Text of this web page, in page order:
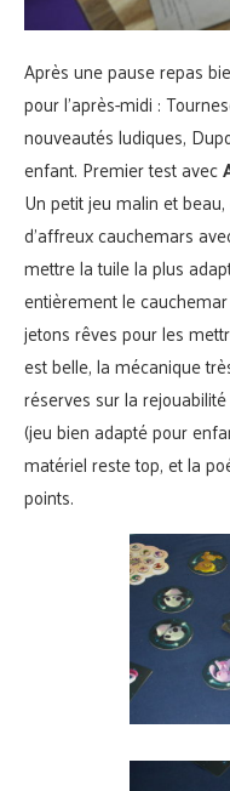
Après une pause repas
pour l’après-midi :
nouveautés ludiques,
enfant. Premier test avec
Un petit jeu malin et
d’affreux cauchemars
mettre la tuile la plus
entièrement le
jetons rêves pour les
est belle, la mécanique
réserves sur la
(jeu bien adapté pour
matériel reste top, et la
points.